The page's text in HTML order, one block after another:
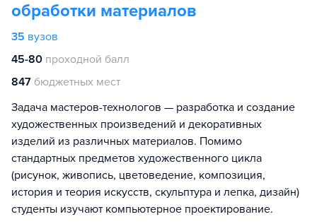
обработки материалов
35 вузов
45-80 проходной балл
847 бюджетных мест
Задача мастеров-технологов — разработка и создание
художественных произведений и декоративных
изделий из различных материалов. Помимо
стандартных предметов художественного цикла
(рисунок, живопись, цветоведение, композиция,
история и теория искусств, скульптура и лепка, дизайн)
студенты изучают компьютерное проектирование.